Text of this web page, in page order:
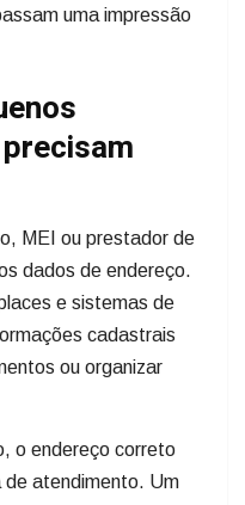
uma impressão
MEI ou prestador de
dados de endereço.
e sistemas de
cadastrais
ou organizar
o endereço correto
atendimento. Um